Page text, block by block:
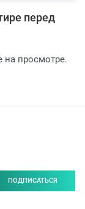
перед
на просмотре.
ПОДПИСАТЬСЯ